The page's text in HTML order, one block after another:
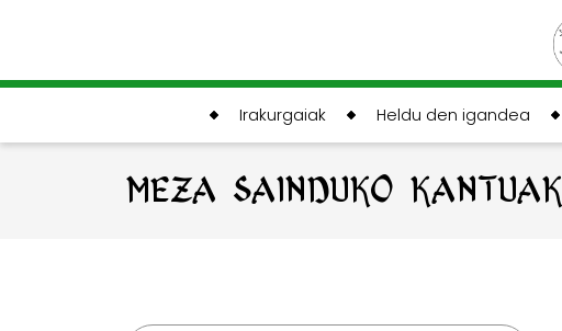
Irakurgaiak Heldu den igandea
MEZA SAINDUKO KANTUAK